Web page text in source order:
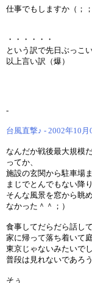
仕事でもしますか（；
・・・・・・
という訳で先日ぶっこ
以上言い訳（爆）
-
台風直撃♪ - 2002年10月
なんだか戦後最大規模
ってか、
施設の玄関から駐車場
まじでとんでもない降
そんな風景を窓から眺
なかった＾＾；）
食事してだらだら話し
家に帰って落ち着いて
東京じゃないみたいでし
普段は見れないであろ
そぅ